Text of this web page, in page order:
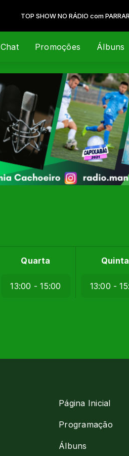
TOP SHOW NO RÁDIO com
Chat Promoções Álbuns
Quarta
13:00 - 15:00
Quinta
13:00 -
Página Inicial
Programação
Álbuns